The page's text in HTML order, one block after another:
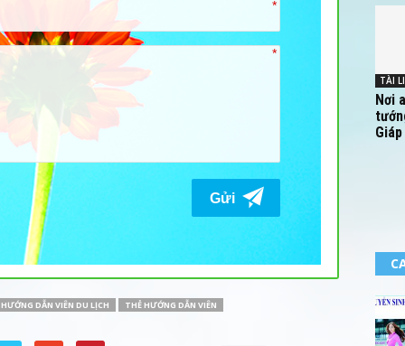
HƯỚNG DẪN VIÊN DU LỊCH THẺ HƯỚNG DẪN VIÊN
TÀI
Nơi
Giáp